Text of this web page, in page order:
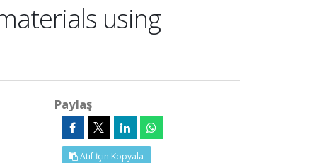
using
Paylaş
Atıf İçin Kopyala